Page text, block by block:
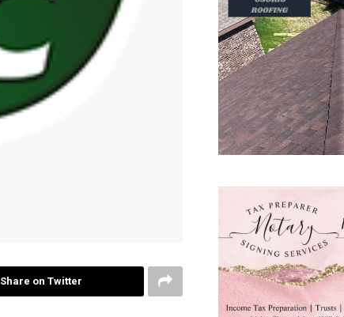
Share on Twitter